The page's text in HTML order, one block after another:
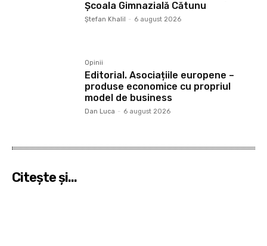
Școala Gimnazială Cătunu
Ştefan Khalil - 6 august 2026
Opinii
Editorial. Asociațiile europene –
produse economice cu propriul
model de business
Dan Luca - 6 august 2026
Citeşte şi...